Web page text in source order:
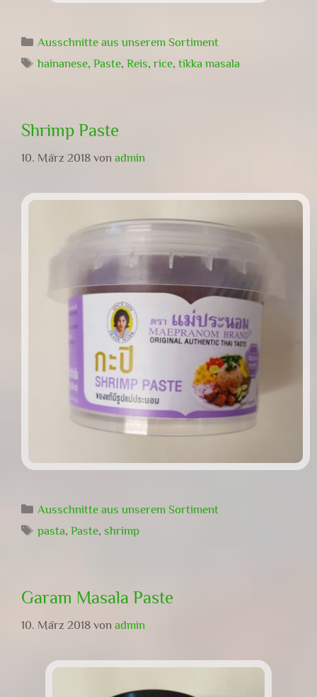
Kategorien
Ausschnitte aus unserem Sortiment
Schlagwörter
hainanese,Paste,Reis,rice,tikka masala
Shrimp Paste
10. März 2018 von admin
Kategorien
Ausschnitte aus unserem Sortiment
Schlagwörter
pasta,Paste, shrimp
Garam Masala Paste
10. März 2018 von admin